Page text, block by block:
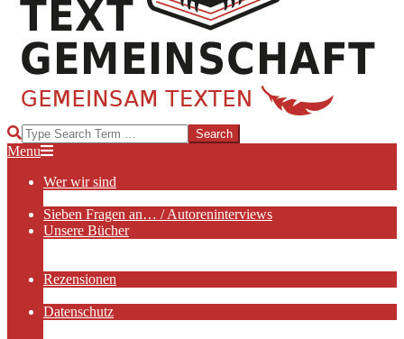
TEXTGEMEINSCHAFT
Search
Primary
Menu
Menu
Wer wir sind
Sieben Fragen an… / Autoreninterviews
Unsere Bücher
Rezensionen
Datenschutz